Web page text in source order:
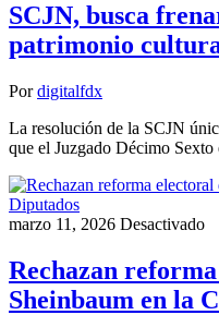
SCJN, busca
patrimonio
Por digitalfdx
La resolución de la SCJN
que el Juzgado Décimo
marzo 11, 2026 Desactivado
Rechazan
Sheinbaum en la